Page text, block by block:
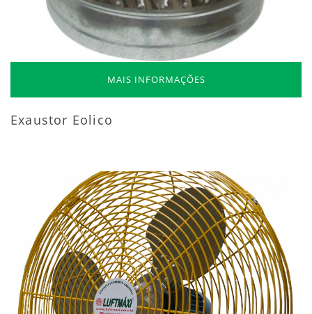
MAIS INFORMAÇÕES
Exaustor Eolico